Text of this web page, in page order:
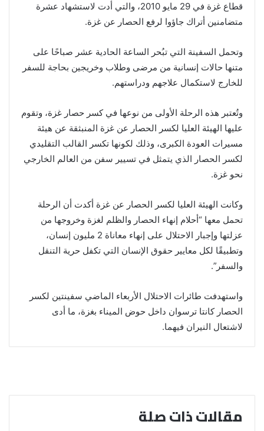
قطاع غزة في 29 مايو 2010، والتي أدت لاستشهاد عشرة
متضامنين أتراك جاؤوا لرفع الحصار عن غزة.
وتحمل السفينة التي تبُحر الساعة الحادية عشر صباحًا على
متنها حالات إنسانية من مرضى وطلاب وخريجين بحاجة للسفر
للخارج لاستكمال علاجهم ودراستهم.
وتُعتبر هذه الرحلة الأولى من نوعها في كسر حصار غزة، وتقوم
عليها الهيئة العليا لكسر الحصار عن غزة المنبثقة عن هيئة
مسيرات العودة الكبرى، وذلك لكونها تكسر القالب التقليدي
لكسر الحصار الذي يتمثل في تسيير سفن من العالم الخارجي
نحو غزة.
وكانت الهيئة العليا لكسر الحصار عن غزة أكدت أن الرحلة
تحمل معها “أحلام إنهاء الحصار والظلم لغزة وخروجها من
عزلتها وإجبار الاحتلال على إنهاء معاناة 2 مليون إنسان،
وتطبيقًا لكل معايير حقوق الإنسان التي تكفل حرية التنقل
والسفر”.
واستهدفت طائرات الاحتلال الأربعاء الماضي سفينتين لكسر
الحصار كانتا ترسوان داخل حوض الميناء بغزة، ما أدى
لاشتعال النيران فيهما.
مقالات ذات صلة